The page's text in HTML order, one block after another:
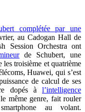
complétée par une
au Cadogan Hall de
Session Orchestra ont
de Schubert, une
troisième et quatrième
Huawei, qui s’est
de calcul de ses
dopés à l’intelligence
même genre, fait rouler
au volant.